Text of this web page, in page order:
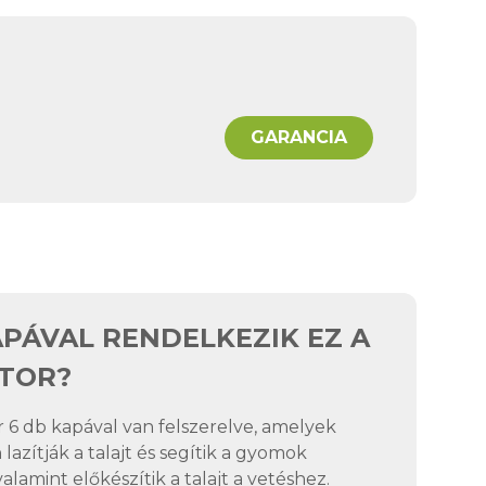
GARANCIA
RENDELKEZIK EZ A
6 db kapával van felszerelve, amelyek
a talajt és segítik a gyomok
előkészítik a talajt a vetéshez.